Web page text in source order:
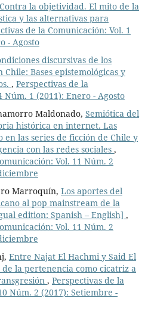
Contra la objetividad. El mito de la
y las alternativas para
de la Comunicación: Vol. 1
- Agosto
discursivas de los
Chile: Bases epistemológicas y
, Perspectivas de la
Núm. 1 (2011): Enero - Agosto
Maldonado, Semiótica del
histórica en internet. Las
las series de ficción de Chile y
con las redes sociales ,
Vol. 11 Núm. 2
Marroquín, Los aportes del
al pop mainstream de la
edition: Spanish – English] ,
Vol. 11 Núm. 2
Entre Najat El Hachmi y Said El
de la pertenencia como cicatriz a
, Perspectivas de la
Núm. 2 (2017): Setiembre -